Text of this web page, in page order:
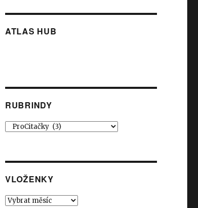
ATLAS HUB
RUBRINDY
Rubrindy
VLOŽENKY
Vloženky